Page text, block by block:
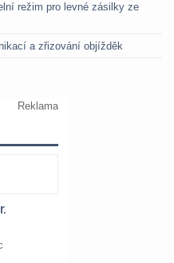
režim pro levné zásilky ze
a zřizování objížděk